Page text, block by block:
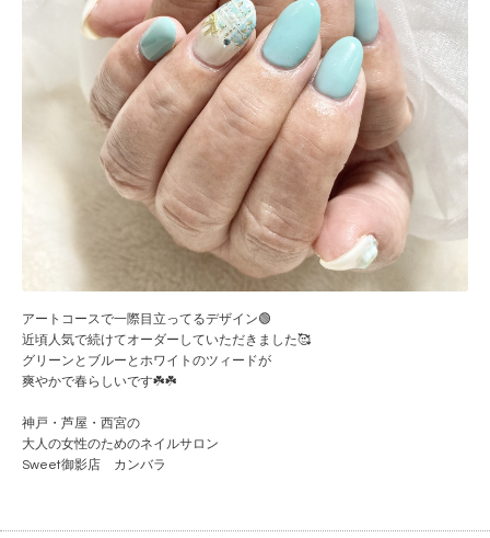
アートコースで一際目立ってるデザイン🟢
近頃人気で続けてオーダーしていただきました🥰
グリーンとブルーとホワイトのツィードが
爽やかで春らしいです☘️☘️
神戸・芦屋・西宮の
大人の女性のためのネイルサロン
Sweet御影店 カンバラ